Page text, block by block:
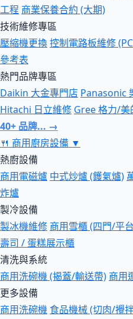
工程 商業保養合約 (大期)
技術維修專區
壓縮機更換控制電路板維修
參考表
熱門品牌專區
Daikin 大金專門店 Panasonic
Hitachi 日立維修 Gree 格力/美
40+ 品牌... →
🍴 商用廚房設備 ▼
熱廚設備
商用電磁爐 中式炒爐 (鑊氣爐)
炸爐
製冷設備
製冰機維修 商用雪櫃 (四門/平
壽司 / 蛋糕展示櫃
清洗與系統
商用洗碗機 (揭蓋/輸送帶) 商用
更多設備
商用洗碗機 食品機械 (切肉/攪